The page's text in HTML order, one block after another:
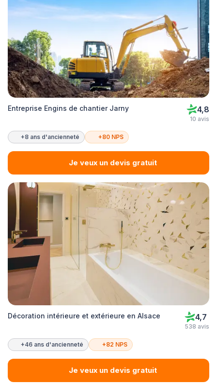
Entreprise Engins de chantier Jarny 4,8
10 avis
+8 ans d'ancienneté +80 NPS
Je veux un devis gratuit
Décoration intérieure et extérieure en Alsace 4,7
538 avis
+46 ans d'ancienneté +82 NPS
Je veux un devis gratuit